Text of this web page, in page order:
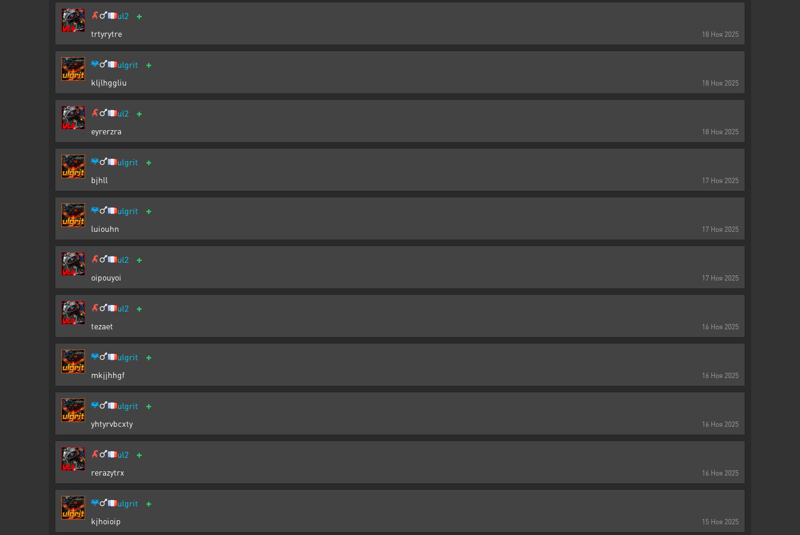
18 Ноя 2025
ul2 +
trtyrytre
18 Ноя 2025
ulgrit +
kljlhggliu
18 Ноя 2025
ul2 +
eyrerzra
17 Ноя 2025
ulgrit +
bjhll
17 Ноя 2025
ulgrit +
luiouhn
17 Ноя 2025
ul2 +
oipouyoi
16 Ноя 2025
ul2 +
tezaet
16 Ноя 2025
ulgrit +
mkjjhhgf
16 Ноя 2025
ulgrit +
yhtyrvbcxty
16 Ноя 2025
ul2 +
rerazytrx
15 Ноя 2025
ulgrit +
kjhoioip